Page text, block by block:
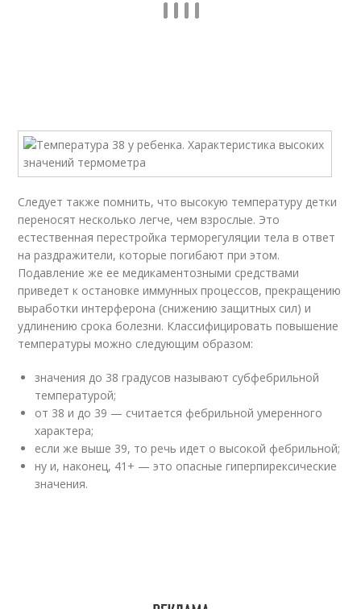
Следует также помнить, что высокую температуру детки
переносят несколько легче, чем взрослые. Это
естественная перестройка терморегуляции тела в ответ
на раздражители, которые погибают при этом.
Подавление же ее медикаментозными средствами
приведет к остановке иммунных процессов, прекращению
выработки интерферона (снижению защитных сил) и
удлинению срока болезни. Классифицировать повышение
температуры можно следующим образом:
значения до 38 градусов называют субфебрильной
температурой;
от 38 и до 39 — считается фебрильной умеренного
характера;
если же выше 39, то речь идет о высокой фебрильной;
ну и, наконец, 41+ — это опасные гиперпирексические
значения.